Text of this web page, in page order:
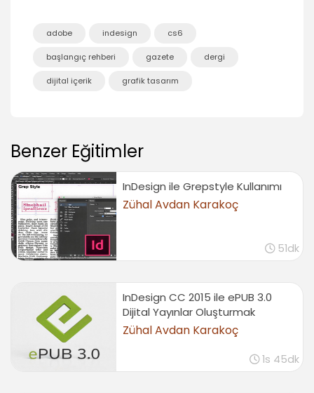
Yazıları sütun haline dönüştürmek
Yol üzerine yazı yazmak
01:43
04:13
Word/RTF dökümanını çalışma alanına dahil
etmek
01:17
Text warp
00:52
Hata kontrolu
01:22
Nesnelerle Çalışmak
Nesneleri seçmek ve gruplamak
adobe indesign cs6
başlangıç rehberi gazete dergi
dijital içerik grafik tasarım
Benzer Eğitimler
InDesign ile Grepstyle Kullanımı
Zühal Avdan Karakoç
51dk
InDesign CC 2015 ile ePUB 3.0
Dijital Yayınlar Oluşturmak
Zühal Avdan Karakoç
1s 45dk